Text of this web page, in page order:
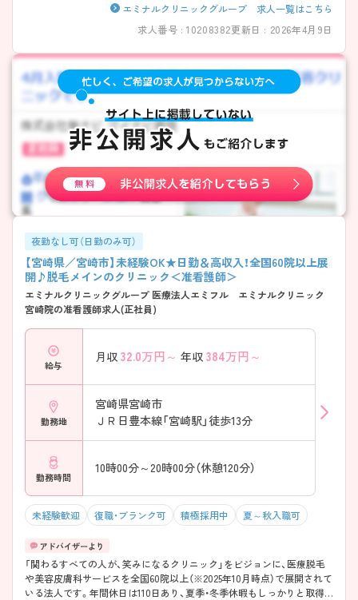
といった嬉しい福利厚生も充実しています。美容に興味があり、資格を
ある方は詳細等をお伝えしますので、お気軽にお問い合わせください。
エミナルクリニックグループ 求人一覧はこちら
求人番号 : 10208382更新日 : 2026年4月9日
夜勤なし可（日勤のみ可）
【宮崎県／宮崎市】未経験OK★日勤＆高収入！全国60院以上展
開♪脱毛メインのクリニック＜准看護師＞
エミナルクリニックグループ 医療法人エミフル エミナルクリニック
宮崎院の准看護師求人(正社員)
給与
月収 32.0万円～ 年収 384万円～
勤務地
宮崎県宮崎市
ＪＲ日豊本線「宮崎駅」徒歩13分
勤務時間
10時00分～20時00分（休憩120分）
未経験歓迎 復職・ブランク可 積極採用中 夏～秋入職可
「関わるすべての人が、笑みになるクリニック」をビジョンに、医療脱毛
や美容皮膚科サービスを全国60院以上（※2025年10月時点）で展開されて
いる法人です。年間休日は110日あり、夏季・冬季休暇もしっかりと取得